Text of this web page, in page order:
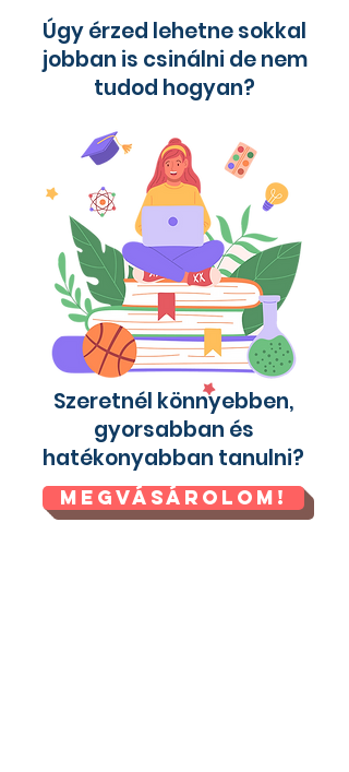
Úgy érzed lehetne sokkal
jobban is csinálni de nem
tudod hogyan?
Szeretnél könnyebben,
gyorsabban és
hatékonyabban tanulni?
Megvásárolom!